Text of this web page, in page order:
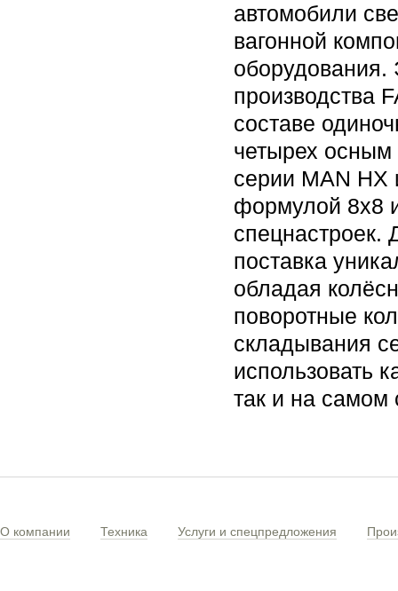
автомобили
вагонной
оборудования.
производства
составе
четырех
серии MAN HX
формулой 8х8
спецнастроек.
поставка
обладая
поворотные
складывания
использовать
так и на самом
О компании Техника Услуги и спецпредложения